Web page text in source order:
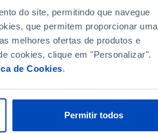
do site, permitindo que navegue
que permitem proporcionar uma
melhores ofertas de produtos e
cookies, clique em "Personalizar".
de Cookies.
Permitir todos
// 448.235
44.941